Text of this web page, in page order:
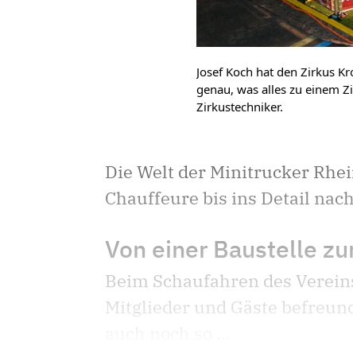
Josef Koch hat den Zirkus
genau, was alles zu einem
Zirkustechniker.
Die Welt der Minitrucker
Chauffeure bis ins Detail
Von einer Baustelle
Beim Schaufahren des
Mitglieder und Gäste